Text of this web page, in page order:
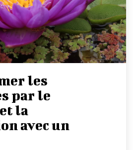
les
par le
la
avec un